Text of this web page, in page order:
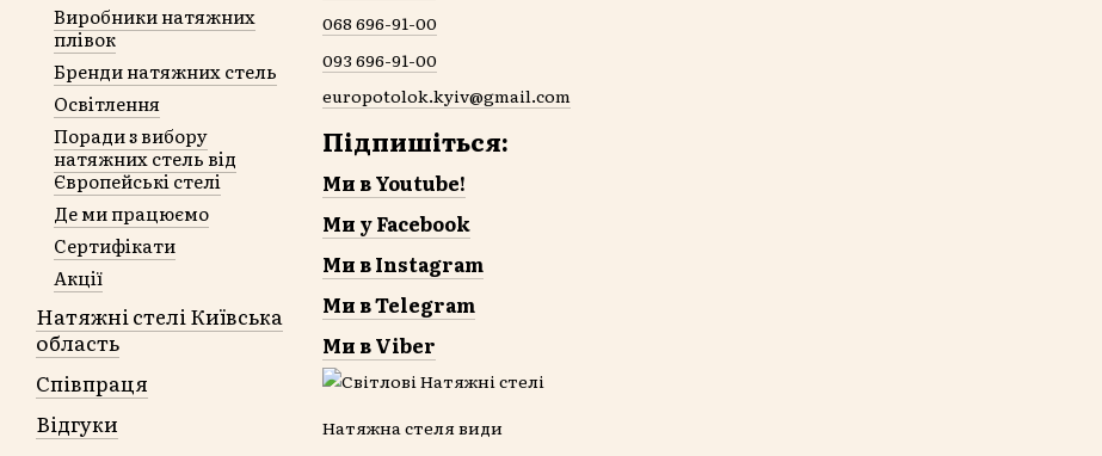
068 696-91-00
093 696-91-00
europotolok.kyiv@gmail.com
Підпишіться:
Ми в Youtube!
Ми у Facebook
Ми в Instagram
Ми в Telegram
Ми в Viber
Натяжна стеля види
Виробники натяжних
плівок
Бренди натяжних стель
Освітлення
Поради з вибору
натяжних стель від
Європейські стелі
Де ми працюємо
Сертифікати
Акції
Натяжні стелі Київська
область
Співпраця
Відгуки